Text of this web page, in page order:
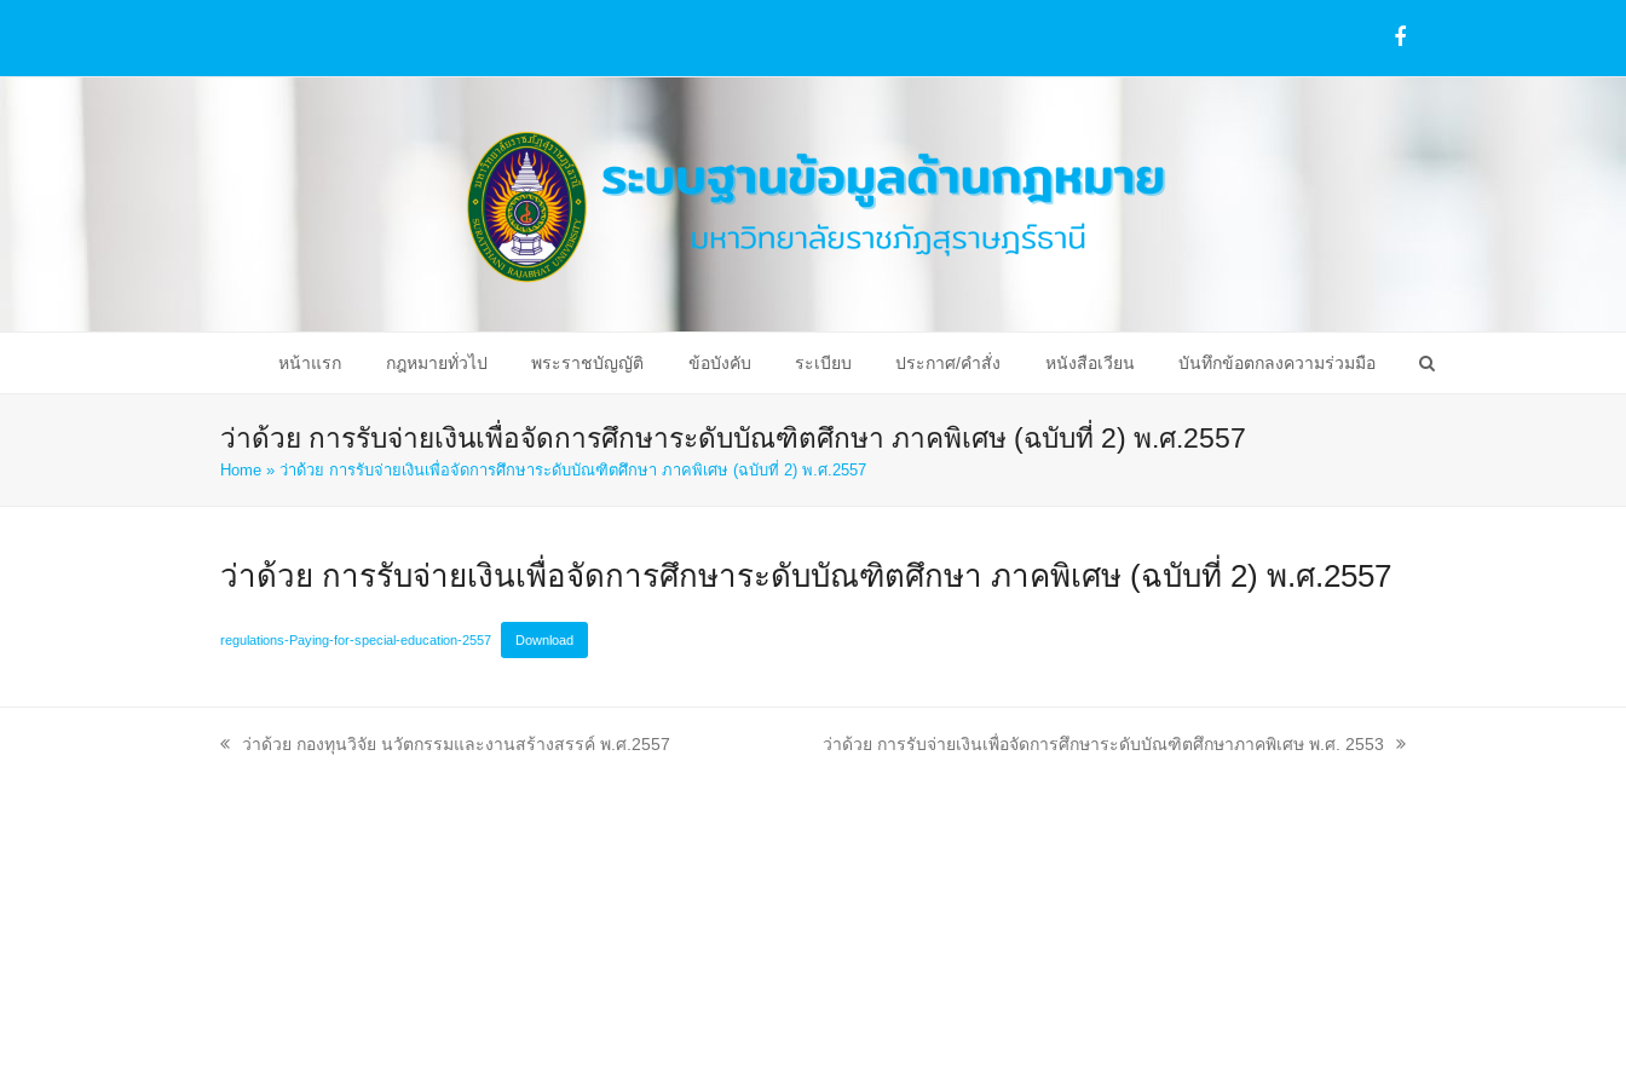
Facebook
หน้าแรก กฎหมายทั่วไป พระราชบัญญัติ ข้อบังคับ ระเบียบ ประกาศ/คำสั่ง หนังสือเวียน บันทึกข้อตกลงความร่วมมือ
ว่าด้วย การรับจ่ายเงินเพื่อจัดการศึกษาระดับบัณฑิตศึกษา ภาคพิเศษ (ฉบับที่ 2) พ.ศ.2557
Home » ว่าด้วย การรับจ่ายเงินเพื่อจัดการศึกษาระดับบัณฑิตศึกษา ภาคพิเศษ (ฉบับที่ 2) พ.ศ.2557
ว่าด้วย การรับจ่ายเงินเพื่อจัดการศึกษาระดับบัณฑิตศึกษา ภาคพิเศษ (ฉบับที่ 2) พ.ศ.2557
regulations-Paying-for-special-education-2557 Download
previous
ว่าด้วย กองทุนวิจัย นวัตกรรมและงานสร้างสรรค์ พ.ศ.2557
next
ว่าด้วย การรับจ่ายเงินเพื่อจัดการศึกษาระดับบัณฑิตศึกษาภาคพิเศษ พ.ศ. 2553